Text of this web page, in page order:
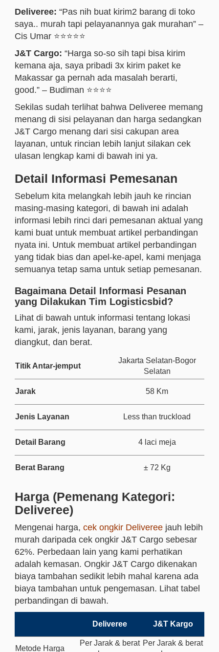
Deliveree: “Pas nih buat kirim2 barang di toko
saya.. murah tapi pelayanannya gak murahan” –
Cis Umar ⭐⭐⭐⭐⭐
J&T Cargo: “Harga so-so sih tapi bisa kirim
kemana aja, saya pribadi 3x kirim paket ke
Makassar ga pernah ada masalah berarti,
good.” – Budiman ⭐⭐⭐⭐
Sekilas sudah terlihat bahwa Deliveree memang
menang di sisi pelayanan dan harga sedangkan
J&T Cargo menang dari sisi cakupan area
layanan, untuk rincian lebih lanjut silakan cek
ulasan lengkap kami di bawah ini ya.
Detail Informasi Pemesanan
Sebelum kita melangkah lebih jauh ke rincian
masing-masing kategori, di bawah ini adalah
informasi lebih rinci dari pemesanan aktual yang
kami buat untuk membuat artikel perbandingan
nyata ini. Untuk membuat artikel perbandingan
yang tidak bias dan apel-ke-apel, kami menjaga
semuanya tetap sama untuk setiap pemesanan.
Bagaimana Detail Informasi Pesanan
yang Dilakukan Tim Logisticsbid?
Lihat di bawah untuk informasi tentang lokasi
kami, jarak, jenis layanan, barang yang
diangkut, dan berat.
Titik Antar-jemput
Jakarta Selatan-Bogor
Selatan
Jarak 58 Km
Jenis Layanan Less than truckload
Detail Barang 4 laci meja
Berat Barang ± 72 Kg
Harga (Pemenang Kategori:
Deliveree)
Mengenai harga, cek ongkir Deliveree jauh lebih
murah daripada cek ongkir J&T Cargo sebesar
62%. Perbedaan lain yang kami perhatikan
adalah kemasan. Ongkir J&T Cargo dikenakan
biaya tambahan sedikit lebih mahal karena ada
biaya tambahan untuk pengemasan. Lihat tabel
perbandingan di bawah.
Deliveree J&T Kargo
Metode Harga
Per Jarak & berat Per Jarak & berat